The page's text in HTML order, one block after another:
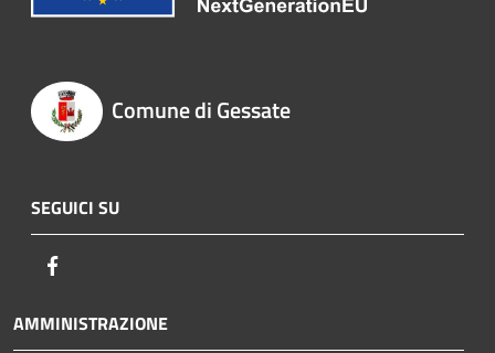
Comune di Gessate
SEGUICI SU
AMMINISTRAZIONE